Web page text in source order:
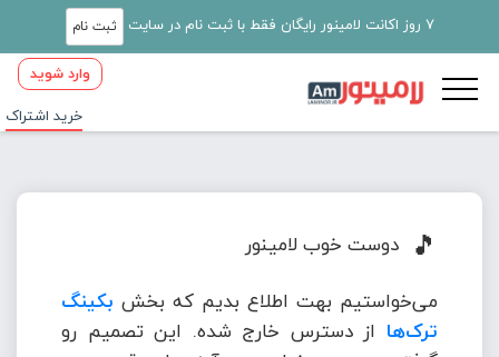
7 روز اکانت لامینور رایگان فقط با ثبت نام در سایت ثبت نام
وارد شوید
خرید اشتراک
🎵 دوست خوب لامینور
می‌خواستیم بهت اطلاع بدیم که بخش بکینگ
ترک‌ها از دسترس خارج شده. این تصمیم رو